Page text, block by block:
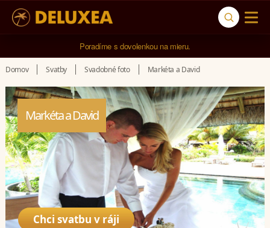
Poradíme s dovolenkou na mieru.
5* cestovná kancelária na luxusnú dovolenku od 4.000 EUR.
Domov Svatby Svadobné foto Markéta a David
Markéta a David
Chci svatbu v ráji